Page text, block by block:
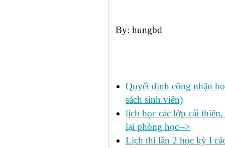
By: hungbd
Quyết định công nhận
sách sinh viên)
lịch học các lớp cải
lại phòng học-->
Lịch thi lần 2 học kỳ I